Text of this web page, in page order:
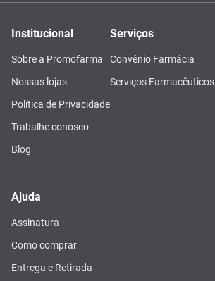
Institucional
Sobre a Promofarma
Nossas lojas
Política de Privacidade
Trabalhe conosco
Blog
Serviços
Convênio Farmácia
Serviços Farmacêuticos
Ajuda
Assinatura
Como comprar
Entrega e Retirada